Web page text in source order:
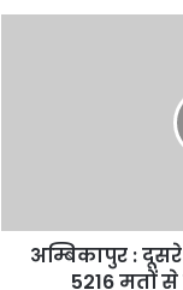
5216
अम्बिकापुर :
5216 मतों